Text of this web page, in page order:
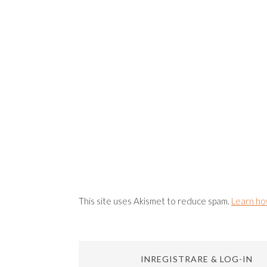
This site uses Akismet to reduce spam. Learn
INREGISTRARE & LOG-IN